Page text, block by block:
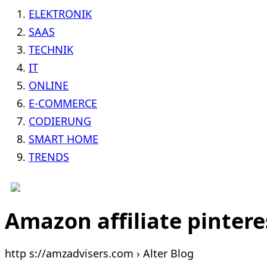
ELEKTRONIK
SAAS
TECHNIK
IT
ONLINE
E-COMMERCE
CODIERUNG
SMART HOME
TRENDS
Amazon affiliate
http s://amzadvisers.com › Alter Blog